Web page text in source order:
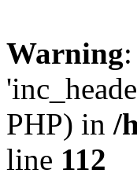
Warning
PHP) in /
line 112